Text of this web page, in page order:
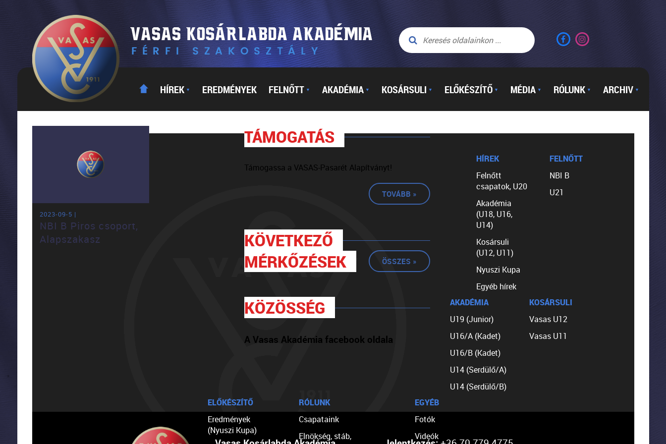
HÍREK ▼ EREDMÉNYEK FELNŐTT ▼ AKADÉMIA ▼ KOSÁRSULI ▼ ELŐKÉSZÍTŐ ▼ MÉDIA ▼ RÓLUNK ▼ ARCHIV ▼
2023-09-5 |
NBI B Piros csoport,
Alapszakasz
TÁMOGATÁS
Támogassa a VASAS-Pasarét Alapítványt!
TOVÁBB »
KÖVETKEZŐ
MÉRKŐZÉSEK
ÖSSZES »
KÖZÖSSÉG
A Vasas Akadémia facebook oldala
HÍREK
Felnőtt
csapatok, U20
Akadémia
(U18, U16,
U14)
Kosársuli
(U12, U11)
Nyuszi Kupa
Egyéb hírek
FELNŐTT
NBI B
U21
AKADÉMIA
U19 (Junior)
U16/A (Kadet)
U16/B (Kadet)
U14 (Serdülő/A)
U14 (Serdülő/B)
KOSÁRSULI
Vasas U12
Vasas U11
ELŐKÉSZÍTŐ
Eredmények
(Nyuszi Kupa)
RÓLUNK
Csapataink
Elnökség, stáb,
EGYÉB
Fotók
Videók